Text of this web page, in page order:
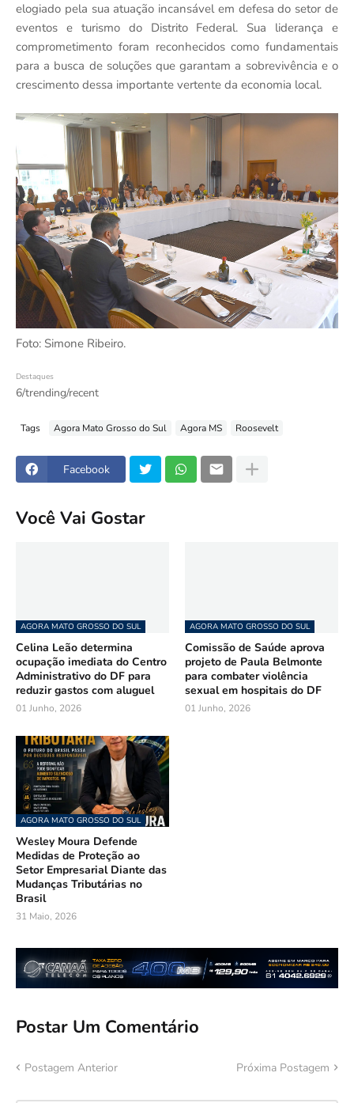
elogiado pela sua atuação incansável em defesa do setor de
eventos e turismo do Distrito Federal. Sua liderança e
comprometimento foram reconhecidos como fundamentais
para a busca de soluções que garantam a sobrevivência e o
crescimento dessa importante vertente da economia local.
Foto: Simone Ribeiro.
Destaques
6/trending/recent
Tags Agora Mato Grosso do Sul Agora MS Roosevelt
Facebook
Você Vai Gostar
AGORA MATO GROSSO DO SUL
Celina Leão determina
ocupação imediata do Centro
Administrativo do DF para
reduzir gastos com aluguel
01 Junho, 2026
AGORA MATO GROSSO DO SUL
Comissão de Saúde aprova
projeto de Paula Belmonte
para combater violência
sexual em hospitais do DF
01 Junho, 2026
AGORA MATO GROSSO DO SUL
Wesley Moura Defende
Medidas de Proteção ao
Setor Empresarial Diante das
Mudanças Tributárias no
Brasil
31 Maio, 2026
Postar Um Comentário
Postagem Anterior Próxima Postagem